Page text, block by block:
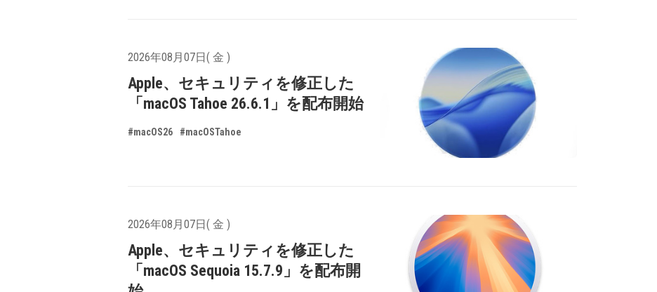
2026年08月07日( 金 )
Apple、セキュリティを修正した
「macOS Tahoe 26.6.1」を配布開始
#macOS26 #macOSTahoe
2026年08月07日( 金 )
Apple、セキュリティを修正した
「macOS Sequoia 15.7.9」を配布開